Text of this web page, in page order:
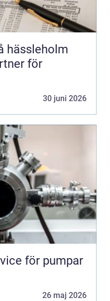
hässleholm
för
30 juni 2026
för pumpar
26 maj 2026